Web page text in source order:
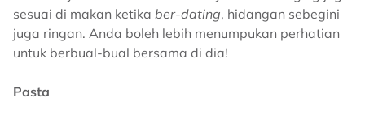
sesuai di makan ketika ber-dating, hidangan sebegini
juga ringan. Anda boleh lebih menumpukan perhatian
untuk berbual-bual bersama di dia!
Pasta